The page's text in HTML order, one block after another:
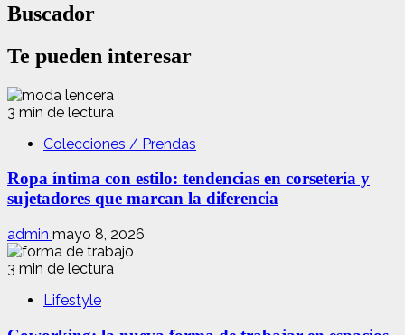
Buscador
Te pueden interesar
3 min de lectura
Colecciones / Prendas
Ropa íntima con estilo: tendencias en corsetería y
sujetadores que marcan la diferencia
admin mayo 8, 2026
3 min de lectura
Lifestyle